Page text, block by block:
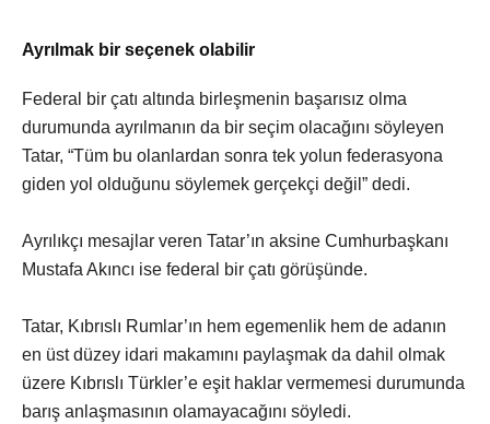
Ayrılmak bir seçenek olabilir
Federal bir çatı altında birleşmenin başarısız olma
durumunda ayrılmanın da bir seçim olacağını söyleyen
Tatar, “Tüm bu olanlardan sonra tek yolun federasyona
giden yol olduğunu söylemek gerçekçi değil” dedi.
Ayrılıkçı mesajlar veren Tatar’ın aksine Cumhurbaşkanı
Mustafa Akıncı ise federal bir çatı görüşünde.
Tatar, Kıbrıslı Rumlar’ın hem egemenlik hem de adanın
en üst düzey idari makamını paylaşmak da dahil olmak
üzere Kıbrıslı Türkler’e eşit haklar vermemesi durumunda
barış anlaşmasının olamayacağını söyledi.